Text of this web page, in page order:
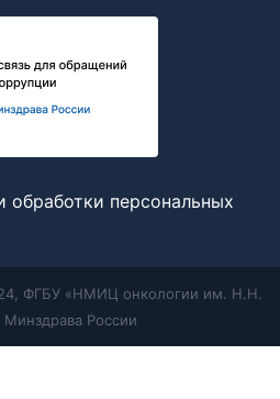
обработки персональных
ФГБУ «НМИЦ онкологии им. Н.Н.
Минздрава России